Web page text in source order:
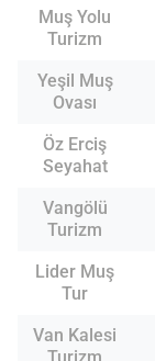
Muş Yolu
Turizm
Yeşil Muş
Ovası
Öz Erciş
Seyahat
Vangölü
Turizm
Lider Muş
Tur
Van Kalesi